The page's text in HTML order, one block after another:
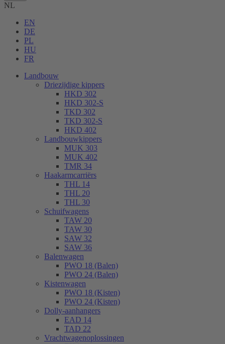
NL
EN
DE
PL
HU
FR
Landbouw
Driezijdige kippers
HKD 302
HKD 302-S
TKD 302
TKD 302-S
HKD 402
Landbouwkippers
MUK 303
MUK 402
TMR 34
Haakarmcarriërs
THL 14
THL 20
THL 30
Schuifwagens
TAW 20
TAW 30
SAW 32
SAW 36
Balenwagen
PWO 18 (Balen)
PWO 24 (Balen)
Kistenwagen
PWO 18 (Kisten)
PWO 24 (Kisten)
Dolly-aanhangers
EAD 14
TAD 22
Vrachtwagenoplossingen